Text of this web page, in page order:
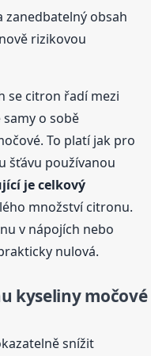
zanedbatelný obsah
rizikovou
se citron řadí mezi
samy o sobě
To platí jak pro
šťávu používanou
je celkový
množství citronu.
v nápojích nebo
nulová.
kyseliny močové
snížit